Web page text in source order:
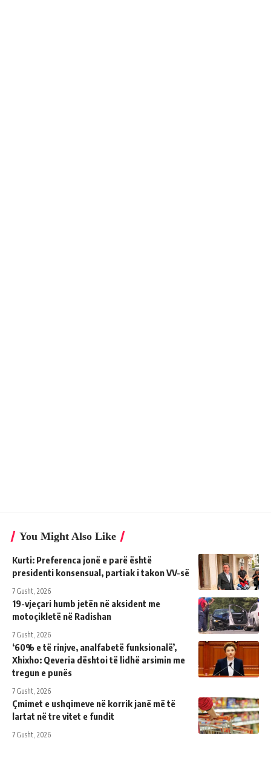
You Might Also Like
Kurti: Preferenca jonë e parë është
presidenti konsensual, partiak i takon VV-së
7 Gusht, 2026
19-vjeçari humb jetën në aksident me
motoçikletë në Radishan
7 Gusht, 2026
‘60% e të rinjve, analfabetë funksionalë’,
Xhixho: Qeveria dështoi të lidhë arsimin me
tregun e punës
7 Gusht, 2026
Çmimet e ushqimeve në korrik janë më të
lartat në tre vitet e fundit
7 Gusht, 2026